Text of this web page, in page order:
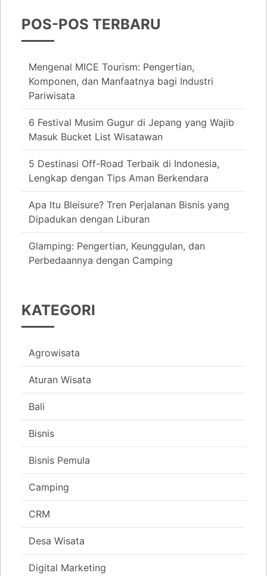
POS-POS TERBARU
Mengenal MICE Tourism: Pengertian,
Komponen, dan Manfaatnya bagi Industri
Pariwisata
6 Festival Musim Gugur di Jepang yang Wajib
Masuk Bucket List Wisatawan
5 Destinasi Off-Road Terbaik di Indonesia,
Lengkap dengan Tips Aman Berkendara
Apa Itu Bleisure? Tren Perjalanan Bisnis yang
Dipadukan dengan Liburan
Glamping: Pengertian, Keunggulan, dan
Perbedaannya dengan Camping
KATEGORI
Agrowisata
Aturan Wisata
Bali
Bisnis
Bisnis Pemula
Camping
CRM
Desa Wisata
Digital Marketing